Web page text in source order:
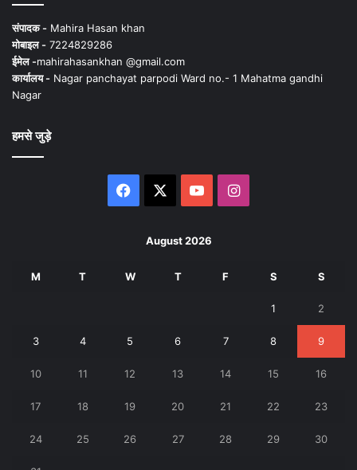
संपादक - Mahira Hasan khan
मोबाइल - 7224829286
ईमेल -mahirahasankhan @gmail.com
कार्यालय - Nagar panchayat parpodi Ward no.- 1 Mahatma gandhi
Nagar
हमसे जुड़े
Facebook YouTubeInstagram
August 2026
M T W T F S S
1 2
3 4 5 6 7 8 9
10 11 12 13 14 15 16
17 18 19 20 21 22 23
24 25 26 27 28 29 30